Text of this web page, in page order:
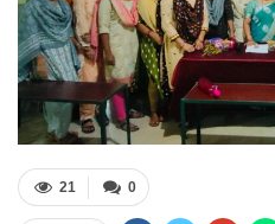
0
21